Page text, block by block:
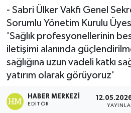
- Sabri Ülker Vakfı Genel
Sorumlu Yönetim Kurulu
'Sağlık profesyonellerinin
iletişimi alanında
sağlığına uzun vadeli katkı
yatırım olarak görüyoruz'
HABER MERKEZI
EDITÖR